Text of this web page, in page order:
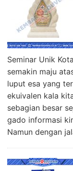
Seminar Unik
semakin maju
luput esa yang
ekuivalen kala
sebagian besar
gado informasi
Namun dengan